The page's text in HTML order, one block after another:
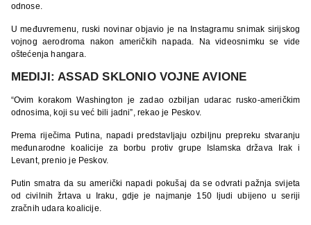
odnose.
U međuvremenu, ruski novinar objavio je na Instagramu snimak sirijskog
vojnog aerodroma nakon američkih napada. Na videosnimku se vide
oštećenja hangara.
MEDIJI: ASSAD SKLONIO VOJNE AVIONE
“Ovim korakom Washington je zadao ozbiljan udarac rusko-američkim
odnosima, koji su već bili jadni”, rekao je Peskov.
Prema riječima Putina, napadi predstavljaju ozbiljnu prepreku stvaranju
međunarodne koalicije za borbu protiv grupe Islamska država Irak i
Levant, prenio je Peskov.
Putin smatra da su američki napadi pokušaj da se odvrati pažnja svijeta
od civilnih žrtava u Iraku, gdje je najmanje 150 ljudi ubijeno u seriji
zračnih udara koalicije.